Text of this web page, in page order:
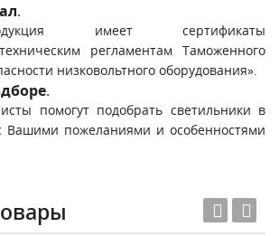
.
имеет сертификаты
регламентам Таможенного
низковольтного оборудования».
.
помогут подобрать светильники в
Вашими пожеланиями и особенностями